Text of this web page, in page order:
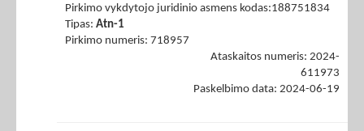
Pirkimo vykdytojo juridinio asmens kodas:188751834
Tipas: Atn-1
Pirkimo numeris: 718957
Ataskaitos numeris: 2024-
611973
Paskelbimo data: 2024-06-19